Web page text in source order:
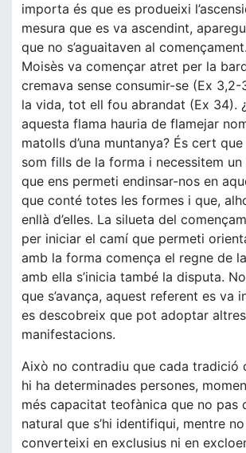
importa és que es produeixi
mesura que es va ascendint,
que no s’aguaitaven al
Moisès va començar atret per la
cremava sense consumir-se (Ex
la vida, tot ell fou abrandat (Ex 34).
aquesta flama hauria de flamejar
matolls d’una muntanya? És cert
som fills de la forma i necessitem
que ens permeti endinsar-nos en
que conté totes les formes i que,
enllà d’elles. La silueta del
per iniciar el camí que permeti
amb la forma comença el regne de
amb ella s’inicia també la disputa.
que s’avança, aquest referent es va
es descobreix que pot adoptar altres
manifestacions.
Això no contradiu que cada tradició
hi ha determinades persones,
més capacitat teofànica que no pas
natural que s’hi identifiqui, mentre
converteixi en exclusius ni en